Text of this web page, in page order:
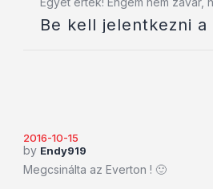
Be kell jelentkezni a
2016-10-15
by Endy919
Megcsinálta az Everton ! 🙂